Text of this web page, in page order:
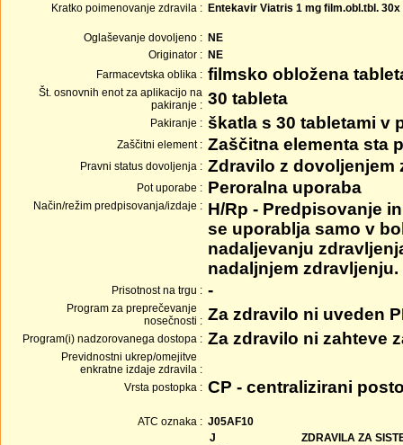
Kratko poimenovanje zdravila : Entekavir Viatris 1 mg film.obl.tbl. 30x
Oglaševanje dovoljeno : NE
Originator : NE
Farmacevtska oblika : filmsko obložena
Št. osnovnih enot za aplikacijo na
pakiranje : 30 tableta
Pakiranje : škatla s 30 tabletami v
Zaščitni element : Zaščitna elementa sta
Pravni status dovoljenja : Zdravilo z dovoljenjem
Pot uporabe : Peroralna uporaba
Način/režim predpisovanja/izdaje : H/Rp - Predpisovanje
se uporablja samo v
nadaljevanju
nadaljnjem zdravljenju.
Prisotnost na trgu : -
Program za preprečevanje
nosečnosti : Za zdravilo ni uveden
Program(i) nadzorovanega dostopa : Za zdravilo ni zahteve
Previdnostni ukrep/omejitve
enkratne izdaje zdravila :
Vrsta postopka : CP - centralizirani
ATC oznaka : J05AF10
J
ZDRAVILA ZA